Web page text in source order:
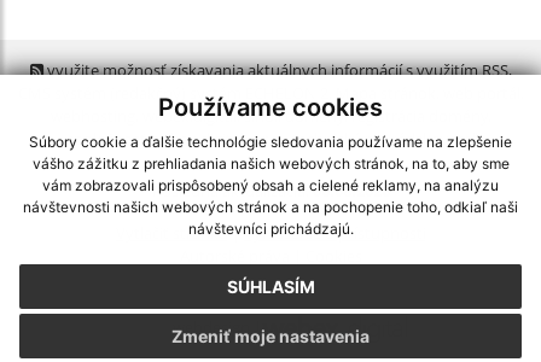
Používame cookies
Súbory cookie a ďalšie technológie sledovania používame na zlepšenie
vášho zážitku z prehliadania našich webových stránok, na to, aby sme
vám zobrazovali prispôsobený obsah a cielené reklamy, na analýzu
návštevnosti našich webových stránok a na pochopenie toho, odkiaľ naši
návštevníci prichádzajú.
SÚHLASÍM
Zmeniť moje nastavenia
využite možnosť získavania aktuálnych informácií s využitím RSS,
CMS systém (redakčný) systém ECHELON 2, Mapa stránok
webex.digital, s.r.o.,domény,registrácia domény
spoločnosť webex.digital, s.r.o.,technický prevádzkovateľ
Posledná aktualizácia:06.08.2026
Vytlačiť stránku|Vyhlásenie o prístupnosti
webdesign